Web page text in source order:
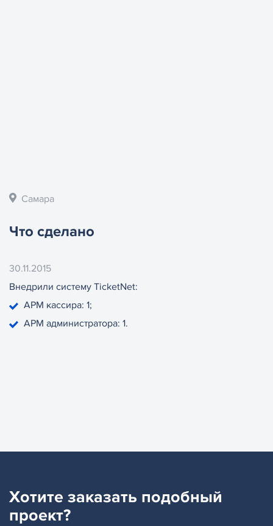
Самара
Что сделано
30.11.2015
Внедрили систему TicketNet:
АРМ кассира: 1;
АРМ администратора: 1.
Хотите заказать подобный
проект?